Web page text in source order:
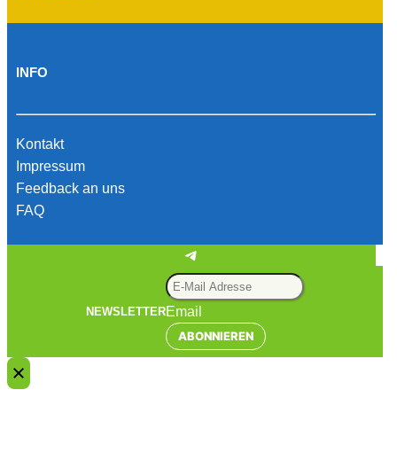
INFO
Kontakt
Impressum
Feedback an uns
FAQ
Telegram
NEWSLETTEREmail
ABONNIEREN